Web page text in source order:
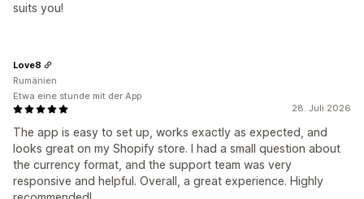
suits you!
28. Juli 2026
The app is easy to set up, works exactly as expected, and
looks great on my Shopify store. I had a small question about
the currency format, and the support team was very
responsive and helpful. Overall, a great experience. Highly
Love8
Rumänien
Etwa eine stunde mit der App